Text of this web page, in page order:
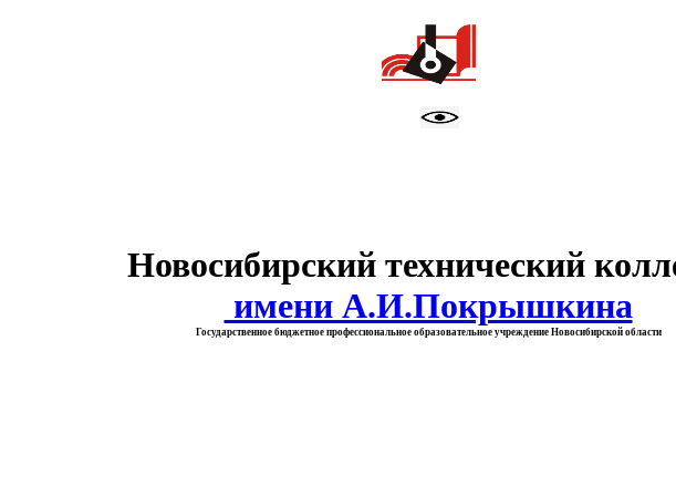
Новосибирский технический
имени А.И.Покрышкина
Государственное бюджетное профессиональное образовательное учреждение Новосибирской области